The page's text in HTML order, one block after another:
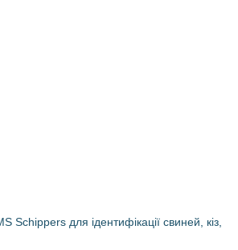
Schippers для ідентифікації свиней, кіз,